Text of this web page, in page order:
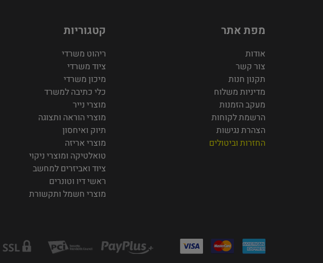
מפת אתר
אודות
צור קשר
תקנון חנות
מדיניות משלוח
מעקב הזמנות
הרשמת לקוחות
הצהרת נגישות
החזרות וביטולים
קטגוריות
ריהוט משרדי
ציוד משרדי
מיכון משרדי
כלי כתיבה למשרד
מוצרי נייר
מוצרי הוראה ותצוגה
תיוק ואיחסון
מוצרי אריזה
טואלטיקה ומוצרי ניקוי
ציוד ואביזרים למחשב
ראשי דיו וטונרים
מוצרי חשמל ותקשורת